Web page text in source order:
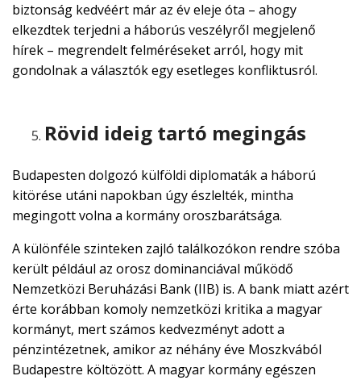
biztonság kedvéért már az év eleje óta – ahogy
elkezdtek terjedni a háborús veszélyről megjelenő
hírek – megrendelt felméréseket arról, hogy mit
gondolnak a választók egy esetleges konfliktusról.
Rövid ideig tartó megingás
Budapesten dolgozó külföldi diplomaták a háború
kitörése utáni napokban úgy észlelték, mintha
megingott volna a kormány oroszbarátsága.
A különféle szinteken zajló találkozókon rendre szóba
került például az orosz dominanciával működő
Nemzetközi Beruházási Bank (IIB) is. A bank miatt azért
érte korábban komoly nemzetközi kritika a magyar
kormányt, mert számos kedvezményt adott a
pénzintézetnek, amikor az néhány éve Moszkvából
Budapestre költözött. A magyar kormány egészen